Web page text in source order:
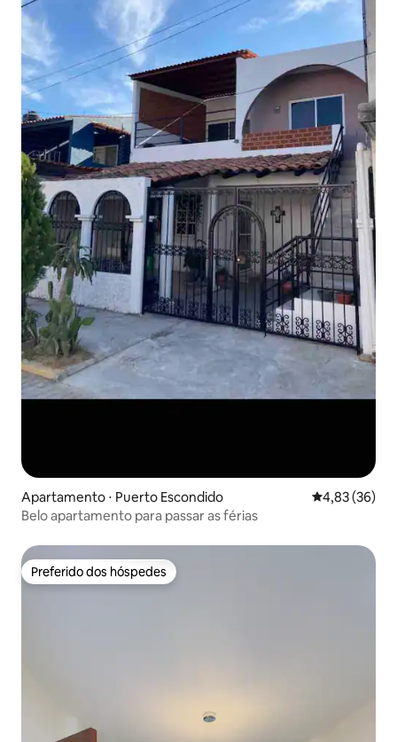
Apartamento ⋅ Puerto Escondido 4,83 de uma
4,83 (36)
Belo apartamento para passar as férias
Preferido dos hóspedes
Preferido dos hóspedes